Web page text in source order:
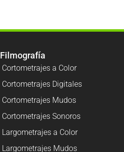
Filmografía
Cortometrajes a Color
Cortometrajes Digitales
Cortometrajes Mudos
Cortometrajes Sonoros
Largometrajes a Color
Largometrajes Mudos